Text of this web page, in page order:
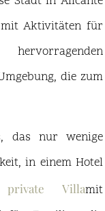
Aktivitäten für
die zum
das nur wenige
in einem Hotel
Villamit